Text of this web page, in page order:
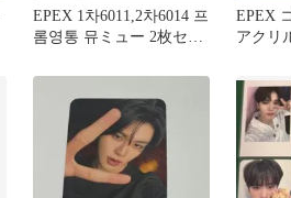
EPEX 1차6011,2차6014 프
롬영통 뮤ミュー 2枚セッ
EPEX
アクリ